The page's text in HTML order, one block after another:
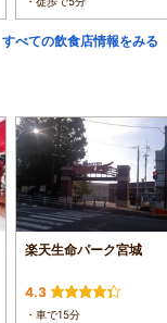
すべての飲食店情報をみる
楽天生命パーク宮城
4.3
・車で15分